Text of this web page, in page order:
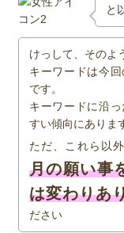
と
けっして、そのよ
キーワードは今
です。
キーワードに沿
すい傾向にありま
ただ、これら以
月の願い事
は変わりあ
ださい